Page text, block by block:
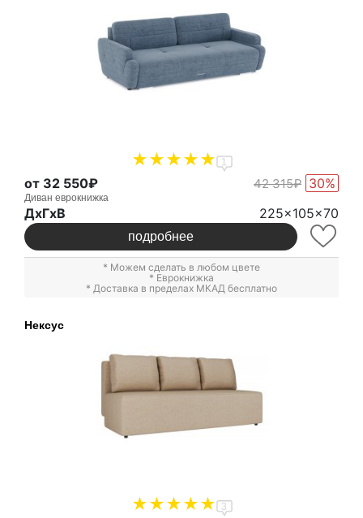
1
от 32 550₽ 42 315₽ 30%
Диван еврокнижка
ДxГxВ 225x105x70
подробнее
* Можем сделать в любом цвете
* Еврокнижка
* Доставка в пределах МКАД бесплатно
Нексус
3